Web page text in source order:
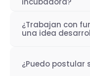
Un Startup
de construir
con experiencia.
¿Trabajan con
una idea
Startup Studio
¿Puedo postular